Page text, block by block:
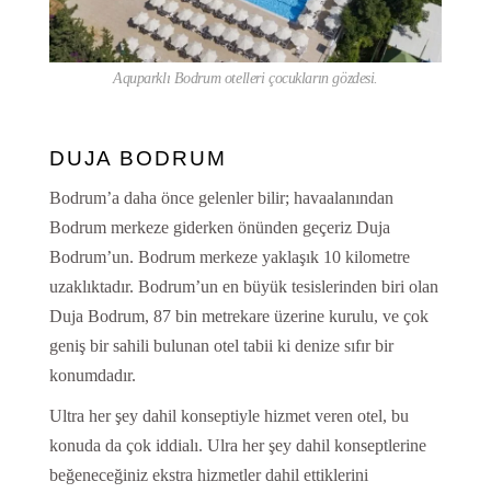
Aquparklı Bodrum otelleri çocukların gözdesi.
DUJA BODRUM
Bodrum’a daha önce gelenler bilir; havaalanından
Bodrum merkeze giderken önünden geçeriz Duja
Bodrum’un. Bodrum merkeze yaklaşık 10 kilometre
uzaklıktadır. Bodrum’un en büyük tesislerinden biri olan
Duja Bodrum, 87 bin metrekare üzerine kurulu, ve çok
geniş bir sahili bulunan otel tabii ki denize sıfır bir
konumdadır.
Ultra her şey dahil konseptiyle hizmet veren otel, bu
konuda da çok iddialı. Ulra her şey dahil konseptlerine
beğeneceğiniz ekstra hizmetler dahil ettiklerini